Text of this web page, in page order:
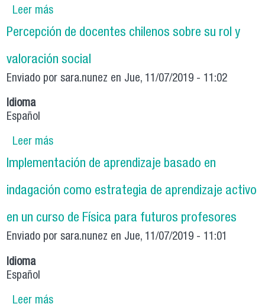
Leer mássobre Limpieza de paneles solares
fotovoltaicos utilizando tecnología ultrasónica
Percepción de docentes chilenos sobre su rol y
valoración social
Enviado porsara.nunez en Jue, 11/07/2019 - 11:02
Idioma
Español
Leer mássobre Percepción de docentes chilenos sobre
su rol y valoración social
Implementación de aprendizaje basado en
indagación como estrategia de aprendizaje activo
en un curso de Física para futuros profesores
Enviado porsara.nunez en Jue, 11/07/2019 - 11:01
Idioma
Español
Leer mássobre Implementación de aprendizaje basado